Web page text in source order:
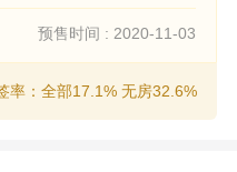
预售时间 : 2020-11-03
率：全部17.1% 无房32.6%